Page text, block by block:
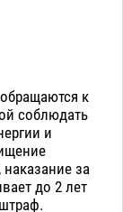
к
соблюдать
и
за
до 2 лет